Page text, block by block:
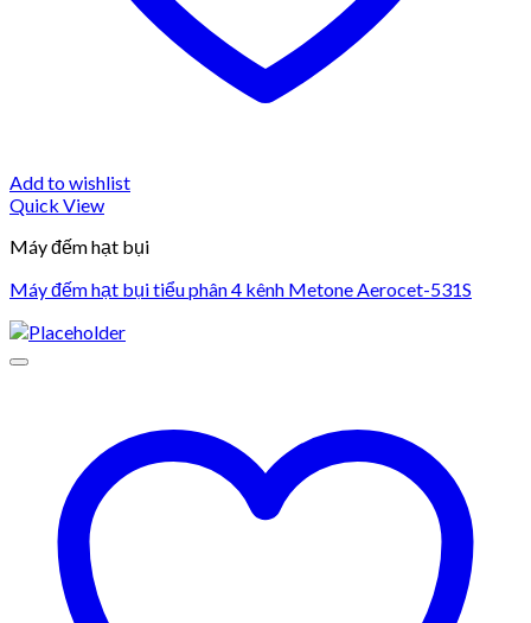
Add to wishlist
Quick View
Máy đếm hạt bụi
Máy đếm hạt bụi tiểu phân 4 kênh Metone Aerocet-531S